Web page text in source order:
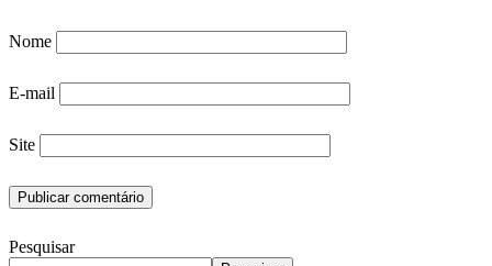
Nome
E-mail
Site
Pesquisar